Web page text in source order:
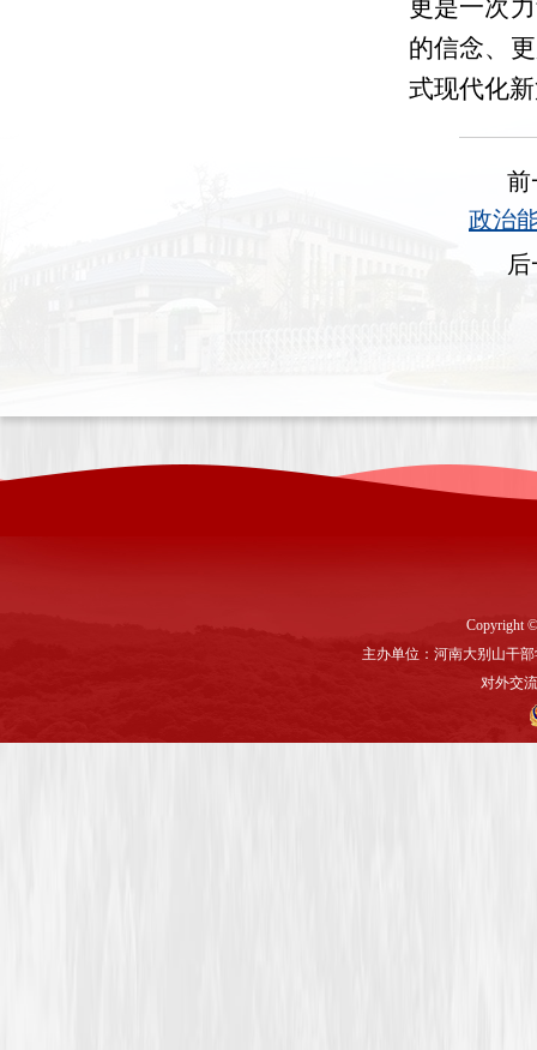
更是一次
的信念、
式现代化
前
政治
Copyright
主办单位：河南大别山干
对外交